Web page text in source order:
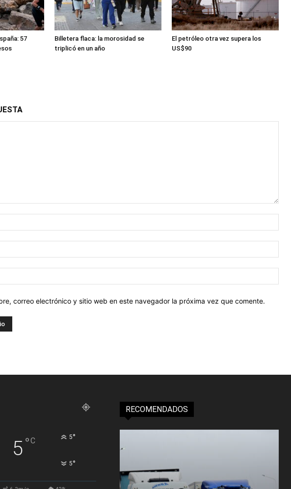
57
Billetera flaca: la morosidad se
triplicó en un año
El petróleo otra vez supera los
US$90
correo electrónico y sitio web en este navegador la próxima vez que comente.
5°C 5°
5°
RECOMENDADOS